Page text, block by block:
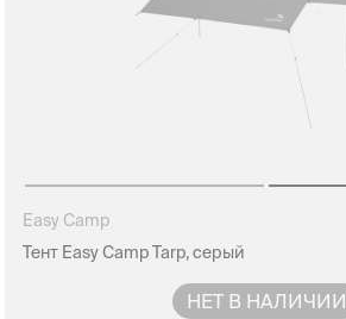
Easy Camp
Тент Easy Camp Tarp, серый
НЕТ В НАЛИЧИИ